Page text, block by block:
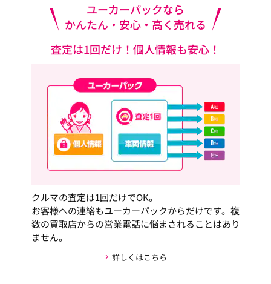
ユーカーパックなら
かんたん・安心・高く売れる
査定は1回だけ！個人情報も安心！
クルマの査定は1回だけでOK。
お客様への連絡もユーカーパックからだけです。複
数の買取店からの営業電話に悩まされることはあり
ません。
詳しくはこちら